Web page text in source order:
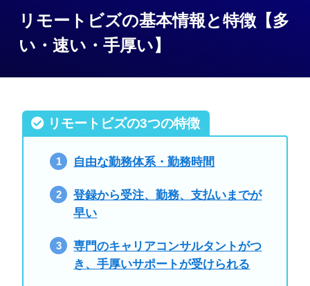
リモートビズの基本情報と特徴【多
い・速い・手厚い】
リモートビズの3つの特徴
自由な勤務体系・勤務時間
登録から受注、勤務、支払いまでが
早い
専門のキャリアコンサルタントがつ
き、手厚いサポートが受けられる